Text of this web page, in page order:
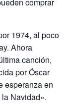
1974, al poco
Ahora
canción,
por Óscar
esperanza en
Navidad».